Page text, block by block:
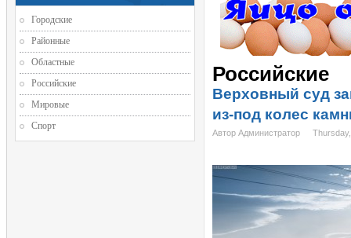
Российские
Верховный суд
из-под колес
Автор Администратор
Городские
Районные
Областные
Российские
Мировые
Спорт